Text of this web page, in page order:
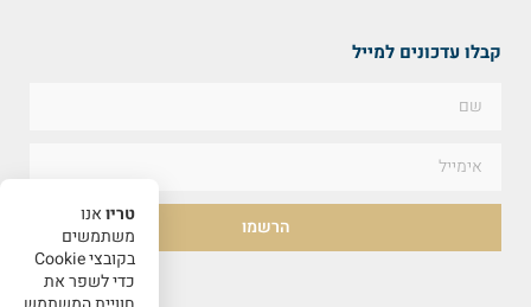
קבלו עדכונים למייל
הרשמו
טריואנו
משתמשים
בקובצי Cookie
כדי לשפר את